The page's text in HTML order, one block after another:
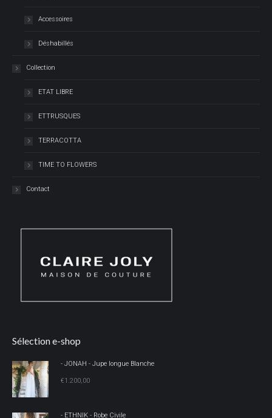
Accessoires
Déshabillés
Collection
ETAT LIBRE
ETTRUSQUES
TERRACOTTA
TIME TO FLOWERS
Contact
Sélection e-shop
- JONAH - Jupe longue Blanche
€1.200,00
- ETHNIK - Robe Civile